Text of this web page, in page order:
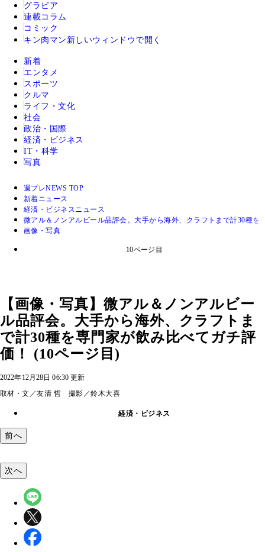
グラビア
連載コラム
コミック
キン肉マン 新しいウィンドウで開く
新着
エンタメ
スポーツ
クルマ
ライフ・文化
社会
政治・国際
経済・ビジネス
IT・科学
写真
週プレNEWS TOP
新着ニュース
経済・ビジネスニュース
微アル＆ノンアルビール品評会。大手から海外、クラフトまで計30種を
画像・写真
10ページ目
【画像・写真】微アル＆ノンアルビー
ル品評会。大手から海外、クラフトま
で計30種を専門家が飲み比べてガチ評
価！ (10ページ目)
2022年12月28日 06:30 更新
取材・文／友清 哲 撮影／鈴木大喜
経済・ビジネス
前へ
次へ